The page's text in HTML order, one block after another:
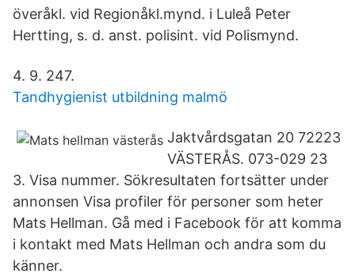
överåkl. vid Regionåkl.mynd. i Luleå Peter
Hertting, s. d. anst. polisint. vid Polismynd.
4. 9. 247.
Tandhygienist utbildning malmö
Jaktvårdsgatan 20 72223
VÄSTERÅS. 073-029 23
3. Visa nummer. Sökresultaten fortsätter under
annonsen Visa profiler för personer som heter
Mats Hellman. Gå med i Facebook för att komma
i kontakt med Mats Hellman och andra som du
känner.